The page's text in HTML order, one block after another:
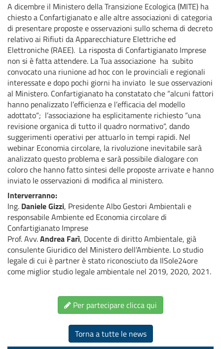
A dicembre il Ministero della Transizione Ecologica (MITE) ha
chiesto a Confartigianato e alle altre associazioni di categoria
di presentare proposte e osservazioni sullo schema di decreto
relativo ai Rifiuti da Apparecchiature Elettriche ed
Elettroniche (RAEE). La risposta di Confartigianato Imprese
non si è fatta attendere. La Tua associazione ha subito
convocato una riunione ad hoc con le provinciali e regionali
interessate e dopo pochi giorni ha inviato le sue osservazioni
al Ministero. Confartigianato ha constatato che “alcuni fattori
hanno penalizzato l’efficienza e l’efficacia del modello
adottato“; l’associazione ha esplicitamente richiesto “una
revisione organica di tutto il quadro normativo“, dando
suggerimenti operativi per attuarlo in tempi rapidi. Nel
webinar Economia circolare, la rivoluzione inevitabile sarà
analizzato questo problema e sarà possibile dialogare con
coloro che hanno fatto sintesi delle proposte arrivate e hanno
inviato le osservazioni di modifica al ministero.
Interverranno:
Ing. Daniele Gizzi, Presidente Albo Gestori Ambientali e
responsabile Ambiente ed Economia circolare di
Confartigianato Imprese
Prof. Avv.Andrea Farì, Docente di diritto Ambientale, già
consulente Giuridico del Ministero dell’Ambiente. Lo studio
legale di cui è partner è stato riconosciuto da IlSole24ore
come miglior studio legale ambientale nel 2019, 2020, 2021.
Per partecipare clicca qui
Torna a tutte le news